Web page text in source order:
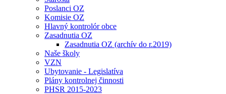
Poslanci OZ
Komisie OZ
Hlavný kontrolór obce
Zasadnutia OZ
Zasadnutia OZ (archív do r.2019)
Naše školy
VZN
Ubytovanie - Legislatíva
Plány kontrolnej činnosti
PHSR 2015-2023